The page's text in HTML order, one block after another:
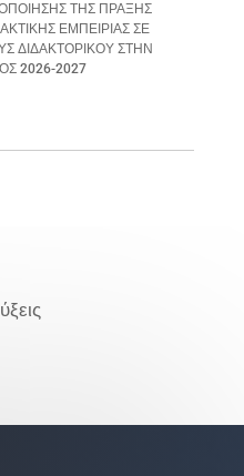
ΤΗΣ ΠΡΑΞΗΣ
ΕΜΠΕΙΡΙΑΣ ΣΕ
ΔΙΔΑΚΤΟΡΙΚΟΥ ΣΤΗΝ
2026-2027